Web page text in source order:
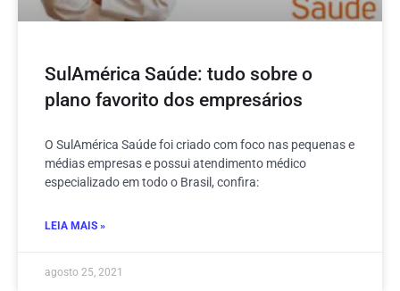
SulAmérica Saúde: tudo sobre o
plano favorito dos empresários
O SulAmérica Saúde foi criado com foco nas pequenas e
médias empresas e possui atendimento médico
especializado em todo o Brasil, confira:
LEIA MAIS »
agosto 25, 2021